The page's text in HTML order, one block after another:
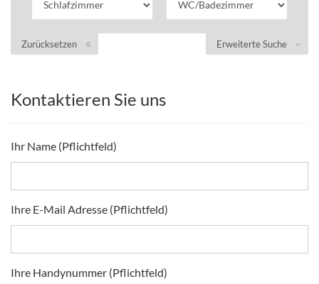
Erweiterte Suche
Zurücksetzen
Kontaktieren Sie uns
Ihr Name (Pflichtfeld)
Ihre E-Mail Adresse (Pflichtfeld)
Ihre Handynummer (Pflichtfeld)